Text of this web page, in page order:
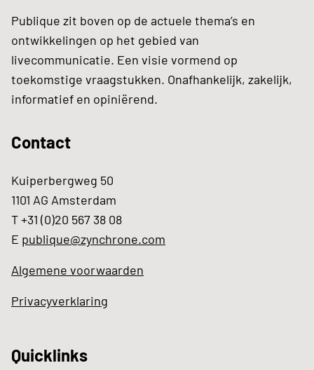
Publique zit boven op de actuele thema’s en
ontwikkelingen op het gebied van
livecommunicatie. Een visie vormend op
toekomstige vraagstukken. Onafhankelijk, zakelijk,
informatief en opiniërend.
Contact
Kuiperbergweg 50
1101 AG Amsterdam
T +31 (0)20 567 38 08
E publique@zynchrone.com
Algemene voorwaarden
Privacyverklaring
Quicklinks